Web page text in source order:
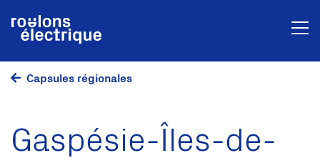
Capsules régionales
Gaspésie-Îles-de-